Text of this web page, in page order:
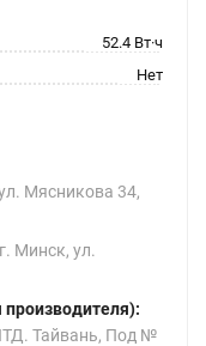
52.4 Вт·ч
Нет
Мясникова 34,
Минск, ул.
Тайвань, Под №